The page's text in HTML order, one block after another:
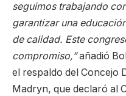
seguimos trabajando
garantizar una
de calidad. Este
compromiso,”añadió
el respaldo del Concejo
Madryn, que declaró al